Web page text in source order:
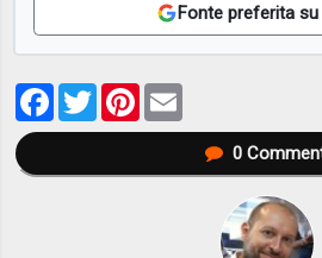
Fonte preferita su
Facebook
TwitterPinterest
0